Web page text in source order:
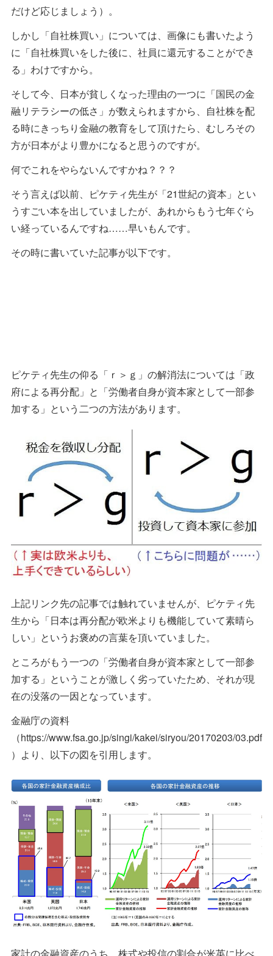
だけど応じましょう）。
しかし「自社株買い」については、画像にも書いたよう
に「自社株買いをした後に、社員に還元することができ
る」わけですから。
そして今、日本が貧しくなった理由の一つに「国民の金
融リテラシーの低さ」が数えられますから、自社株を配
る時にきっちり金融の教育をして頂けたら、むしろその
方が日本がより豊かになると思うのですが。
何でこれをやらないんですかね？？？
そう言えば以前、ピケティ先生が「21世紀の資本」とい
うすごい本を出していましたが、あれからもう七年ぐら
い経っているんですね……早いもんです。
その時に書いていた記事が以下です。
ピケティ先生の仰る「ｒ＞ｇ」の解消法については「政
府による再分配」と「労働者自身が資本家として一部参
加する」という二つの方法があります。
上記リンク先の記事では触れていませんが、ピケティ先
生から「日本は再分配が欧米よりも機能していて素晴ら
しい」というお褒めの言葉を頂いていました。
ところがもう一つの「労働者自身が資本家として一部参
加する」ということが激しく劣っていたため、それが現
在の没落の一因となっています。
金融庁の資料
（https://www.fsa.go.jp/singi/kakei/siryou/20170203/03.pdf
）より、以下の図を引用します。